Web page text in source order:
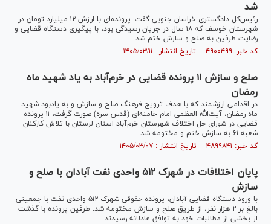
شد
رئیس‌کل دادگستری خراسان جنوبی گفت: پرونده‌ای با ارزش ۱۲ میلیارد تومان در
شهرستان خوسف که ۱۸ سال در جریان رسیدگی بود، با پیگیری دستگاه قضایی و
رضایت طرفین به صلح و سازش ختم شد.
کد خبر: ۴۹۰۰۴۹۹ تاریخ انتشار : ۱۴۰۵/۰۳/۱۱
صلح و سازش ۱۱ پرونده قضایی در خرم‌آباد به یاد شهید ماه
رمضان
در اقدامی ارزشمند که با هدف ترویج فرهنگ صلح و سازش و به یادبود شهید
ماه رمضان، آیت‌الله العظمی امام خامنه‌ای (قدس سره) صورت گرفت، ۱۱ پرونده
قضایی در شورای حل اختلاف شهرستان خرم‌آباد استان لرستان با تلاش کارکنان
شعبه ۶۱ به سازش ختم و مختومه شد.
کد خبر: ۴۸۹۹۸۴۱ تاریخ انتشار : ۱۴۰۵/۰۳/۰۷
پایان اختلافات در شهرک ۵۱۲ واحدی نفت آبادان با صلح و
سازش
با ورود دستگاه قضایی آبادان، پرونده حقوقی شهرک ۵۱۲ واحدی نفت با جمعیتی
بالغ بر ۲ هزار نفر، از طریق صلح و سازش مختومه شد. طرفین پرونده با گذشت
از بخشی از مطالبات خود به توافق عادلانه رسیدند.